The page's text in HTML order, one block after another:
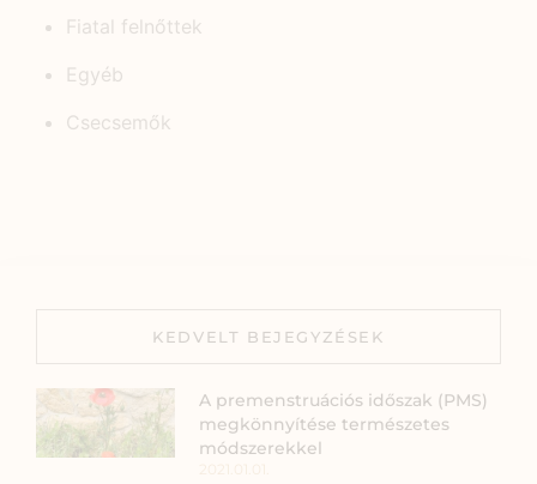
Fiatal felnőttek
Egyéb
Csecsemők
KEDVELT BEJEGYZÉSEK
A premenstruációs időszak (PMS)
megkönnyítése természetes
módszerekkel